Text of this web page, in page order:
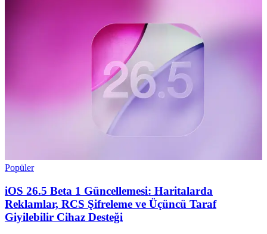
Popüler
iOS 26.5 Beta 1 Güncellemesi: Haritalarda
Reklamlar, RCS Şifreleme ve Üçüncü Taraf
Giyilebilir Cihaz Desteği